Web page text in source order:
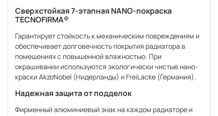
Сверхстойкая 7-этапная NANO-покраска
TECNOFIRMA®
Гарантирует стойкость к механическим повреждениям и
обеспечивает долговечность покрытия радиатора в
помещениях с повышенной влажностью. При
окрашивании используются экологически чистые нано-
краски AkzoNobel (Нидерланды) и FreiLacke (Германия).
Надежная защита от подделок
Фирменный алюминиевый знак на каждом радиаторе и